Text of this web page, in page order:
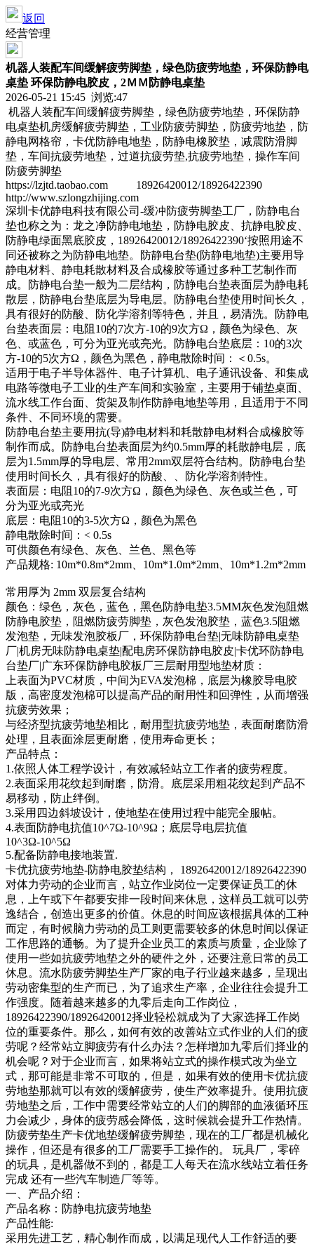
返回
经营管理
机器人装配车间缓解疲劳脚垫，绿色防疲劳地垫，环保防静电
桌垫 环保防静电胶皮，2ＭＭ防静电桌垫
2026-05-21 15:45 浏览:47
机器人装配车间缓解疲劳脚垫，绿色防疲劳地垫，环保防静
电桌垫机房缓解疲劳脚垫，工业防疲劳脚垫，防疲劳地垫，防
静电网格帘，卡优防静电地垫，防静电橡胶垫，减震防滑脚
垫，车间抗疲劳地垫，过道抗疲劳垫,抗疲劳地垫，操作车间
防疲劳脚垫
https://lzjtd.taobao.com 18926420012/18926422390
http://www.szlongzhijing.com
深圳卡优静电科技有限公司-缓冲防疲劳脚垫工厂，防静电台
垫也称之为：龙之净防静电地垫，防静电胶皮、抗静电胶皮、
防静电绿面黑底胶皮，18926420012/18926422390‘按照用途不
同还被称之为防静电地垫。防静电台垫(防静电地垫)主要用导
静电材料、静电耗散材料及合成橡胶等通过多种工艺制作而
成。防静电台垫一般为二层结构，防静电台垫表面层为静电耗
散层，防静电台垫底层为导电层。防静电台垫使用时间长久，
具有很好的防酸、防化学溶剂等特色，并且，易清洗。防静电
台垫表面层：电阻10的7次方-10的9次方Ω，颜色为绿色、灰
色、或蓝色，可分为亚光或亮光。防静电台垫底层：10的3次
方-10的5次方Ω，颜色为黑色，静电散除时间：＜0.5s。
适用于电子半导体器件、电子计算机、电子通讯设备、和集成
电路等微电子工业的生产车间和实验室，主要用于铺垫桌面、
流水线工作台面、货架及制作防静电地垫等用，且适用于不同
条件、不同环境的需要。
防静电台垫主要用抗(导)静电材料和耗散静电材料合成橡胶等
制作而成。防静电台垫表面层为约0.5mm厚的耗散静电层，底
层为1.5mm厚的导电层、常用2mm双层符合结构。防静电台垫
使用时间长久，具有很好的防酸、、防化学溶剂特性。
表面层：电阻10的7-9次方Ω，颜色为绿色、灰色或兰色，可
分为亚光或亮光
底层：电阻10的3-5次方Ω，颜色为黑色
静电散除时间：< 0.5s
可供颜色有绿色、灰色、兰色、黑色等
产品规格: 10m*0.8m*2mm、10m*1.0m*2mm、10m*1.2m*2mm
常用厚为 2mm 双层复合结构
颜色：绿色，灰色，蓝色，黑色防静电垫3.5MM灰色发泡阻燃
防静电胶垫，阻燃防疲劳脚垫，灰色发泡胶垫，蓝色3.5阻燃
发泡垫，无味发泡胶板厂，环保防静电台垫|无味防静电桌垫
厂|机房无味防静电桌垫|配电房环保防静电胶皮|卡优环防静电
台垫厂|广东环保防静电胶板厂三层耐用型地垫材质：
上表面为PVC材质，中间为EVA发泡棉，底层为橡胶导电胶
版，高密度发泡棉可以提高产品的耐用性和回弹性，从而增强
抗疲劳效果；
与经济型抗疲劳地垫相比，耐用型抗疲劳地垫，表面耐磨防滑
处理，且表面涂层更耐磨，使用寿命更长；
产品特点：
1.依照人体工程学设计，有效减轻站立工作者的疲劳程度。
2.表面采用花纹起到耐磨，防滑。底层采用粗花纹起到产品不
易移动，防止绊倒。
3.采用四边斜坡设计，使地垫在使用过程中能完全服帖。
4.表面防静电抗值10^7Ω-10^9Ω；底层导电层抗值
10^3Ω-10^5Ω
5.配备防静电接地装置.
卡优抗疲劳地垫-防静电胶垫结构， 18926420012/18926422390
对体力劳动的企业而言，站立作业岗位一定要保证员工的休
息，上午或下午都要安排一段时间来休息，这样员工就可以劳
逸结合，创造出更多的价值。休息的时间应该根据具体的工种
而定，有时候脑力劳动的员工则更需要较多的休息时间以保证
工作思路的通畅。为了提升企业员工的素质与质量，企业除了
使用一些如抗疲劳地垫之外的硬件之外，还要注意日常的员工
休息。流水防疲劳脚垫生产厂家的电子行业越来越多，呈现出
劳动密集型的生产而已，为了追求生产率，企业往往会提升工
作强度。随着越来越多的九零后走向工作岗位，
18926422390/18926420012择业轻松就成为了大家选择工作岗
位的重要条件。那么，如何有效的改善站立式作业的人们的疲
劳呢？经常站立脚疲劳有什么办法？怎样增加九零后们择业的
机会呢？对于企业而言，如果将站立式的操作模式改为坐立
式，那可能是非常不可取的，但是，如果有效的使用卡优抗疲
劳地垫那就可以有效的缓解疲劳，使生产效率提升。使用抗疲
劳地垫之后，工作中需要经常站立的人们的脚部的血液循环压
力会减少，身体的疲劳感会降低，这时候就会提升工作热情。
防疲劳垫生产卡优地垫缓解疲劳脚垫，现在的工厂都是机械化
操作，但还是有很多的工厂需要手工操作的。 玩具厂，零碎
的玩具，是机器做不到的，都是工人每天在流水线站立着任务
完成 还有一些汽车制造厂等等。
一、产品介绍：
产品名称：防静电抗疲劳地垫
产品性能:
采用先进工艺，精心制作而成，以满足现代人工作舒适的要